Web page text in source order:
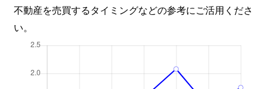
不動産を売買するタイミングなどの参考にご活用くださ
い。